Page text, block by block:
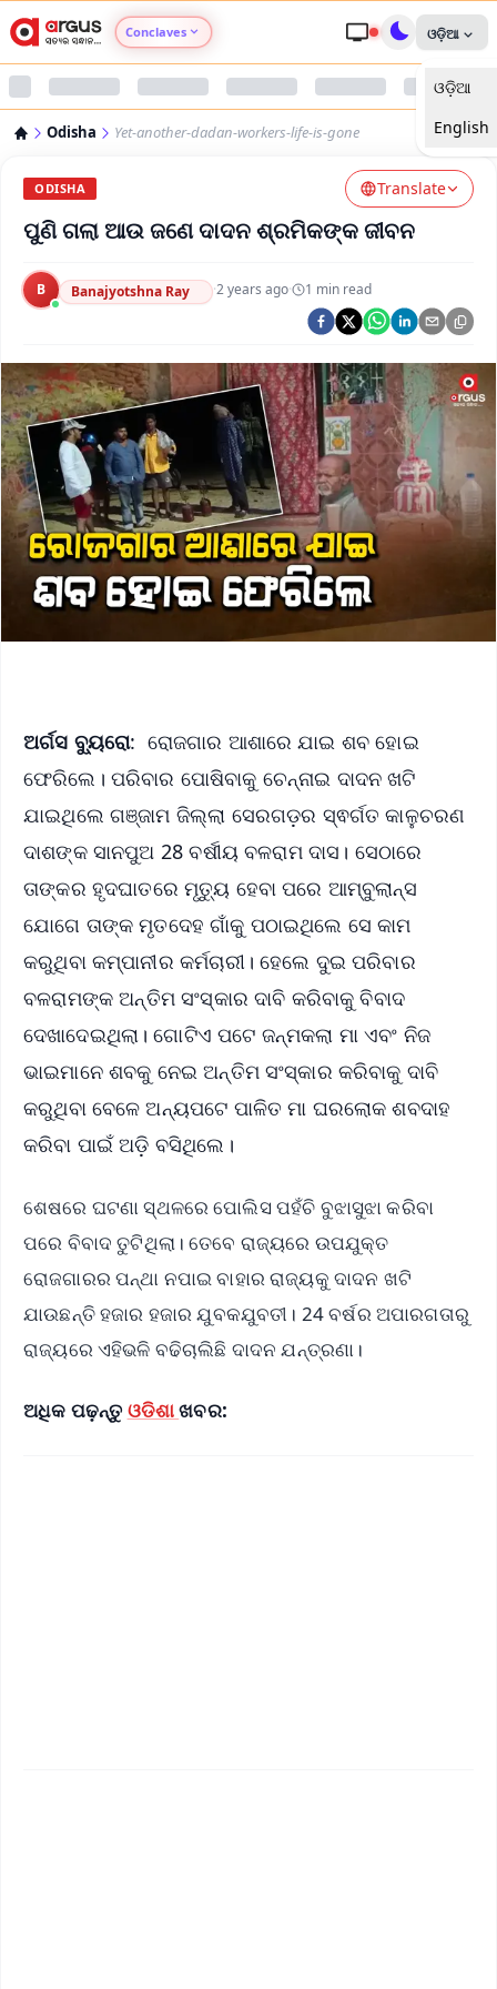
Conclaves
Argus Swaad Odisha
Argus Chalo Dekhein Apna Desh
ଓଡ଼ିଆ
ଓଡ଼ିଆ
English
Odisha Yet-another-dadan-workers-life-is-gone
ODISHA Translate
ପୁଣି ଗଲା ଆଉ ଜଣେ ଦାଦନ ଶ୍ରମିକଙ୍କ ଜୀବନ
B Banajyotshna Ray ·2 years ago· 1 min read
ଅର୍ଗସ ବ୍ୟୁରୋ: ରୋଜଗାର ଆଶାରେ ଯାଇ ଶବ ହୋଇ
ଫେରିଲେ। ପରିବାର ପୋଷିବାକୁ ଚେନ୍ନାଇ ଦାଦନ ଖଟି
ଯାଇଥିଲେ ଗଞ୍ଜାମ ଜିଲ୍ଲା ସେରଗଡ଼ର ସ୍ଵର୍ଗତ କାଳୁଚରଣ
ଦାଶଙ୍କ ସାନପୁଅ 28 ବର୍ଷୀୟ ବଳରାମ ଦାସ। ସେଠାରେ
ତାଙ୍କର ହୃଦଘାତରେ ମୃତ୍ୟୁ ହେବା ପରେ ଆମ୍ବୁଲାନ୍ସ
ଯୋଗେ ତାଙ୍କ ମୃତଦେହ ଗାଁକୁ ପଠାଇଥିଲେ ସେ କାମ
କରୁଥିବା କମ୍ପାନୀର କର୍ମଚାରୀ। ହେଲେ ଦୁଇ ପରିବାର
ବଳରାମଙ୍କ ଅନ୍ତିମ ସଂସ୍କାର ଦାବି କରିବାକୁ ବିବାଦ
ଦେଖାଦେଇଥିଲା। ଗୋଟିଏ ପଟେ ଜନ୍ମକଲା ମା ଏବଂ ନିଜ
ଭାଇମାନେ ଶବକୁ ନେଇ ଅନ୍ତିମ ସଂସ୍କାର କରିବାକୁ ଦାବି
କରୁଥିବା ବେଳେ ଅନ୍ୟପଟେ ପାଳିତ ମା ଘରଲୋକ ଶବଦାହ
କରିବା ପାଇଁ ଅଡ଼ି ବସିଥିଲେ।
ଶେଷରେ ଘଟଣା ସ୍ଥଳରେ ପୋଲିସ ପହଁଚି ବୁଝାସୁଝା କରିବା
ପରେ ବିବାଦ ତୁଟିଥିଲା। ତେବେ ରାଜ୍ୟରେ ଉପଯୁକ୍ତ
ରୋଜଗାରର ପନ୍ଥା ନପାଇ ବାହାର ରାଜ୍ୟକୁ ଦାଦନ ଖଟି
ଯାଉଛନ୍ତି ହଜାର ହଜାର ଯୁବକଯୁବତୀ। 24 ବର୍ଷର ଅପାରଗତାରୁ
ରାଜ୍ୟରେ ଏହିଭଳି ବଢିଚାଲିଛି ଦାଦନ ଯନ୍ତ୍ରଣା।
ଅଧିକ ପଢ଼ନ୍ତୁ ଓଡିଶାଖବର: